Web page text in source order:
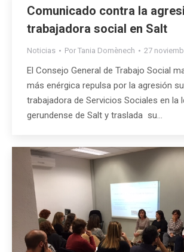
Comunicado contra la
trabajadora social en Salt
Noticias Por Tania Domènech 27
El Consejo General de Trabajo Social
más enérgica repulsa por la agresión
trabajadora de Servicios Sociales en la
gerundense de Salt y traslada su…